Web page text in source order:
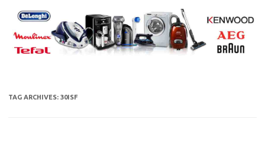
content
TAG ARCHIVES: 30ISF